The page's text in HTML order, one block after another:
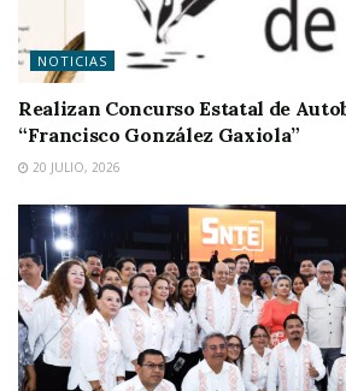
NOTICIAS
Realizan Concurso Estatal de
“Francisco González Gaxiola”
20 JULIO, 2026